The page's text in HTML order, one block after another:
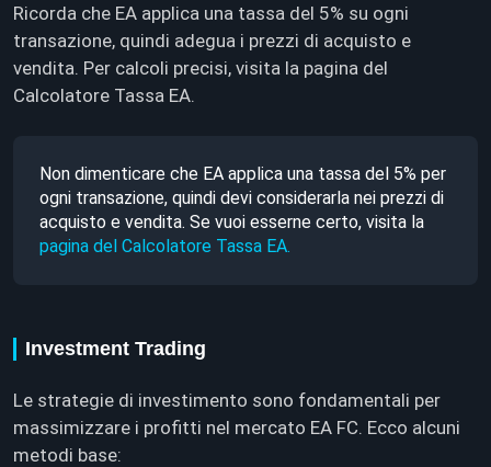
Ricorda che EA applica una tassa del 5% su ogni
transazione, quindi adegua i prezzi di acquisto e
vendita. Per calcoli precisi, visita la pagina del
Calcolatore Tassa EA.
Non dimenticare che EA applica una tassa del 5% per
ogni transazione, quindi devi considerarla nei prezzi di
acquisto e vendita. Se vuoi esserne certo, visita la
pagina del Calcolatore Tassa EA.
Investment Trading
Le strategie di investimento sono fondamentali per
massimizzare i profitti nel mercato EA FC. Ecco alcuni
metodi base: